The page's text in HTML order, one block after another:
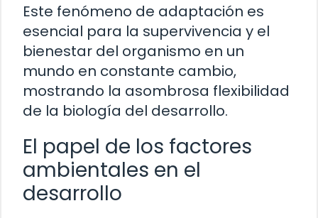
Este fenómeno de adaptación es
esencial para la supervivencia y el
bienestar del organismo en un
mundo en constante cambio,
mostrando la asombrosa flexibilidad
de la biología del desarrollo.
El papel de los factores
ambientales en el
desarrollo